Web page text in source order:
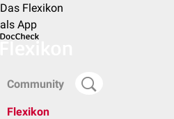
Das Flexikon
als App
Community
Flexikon